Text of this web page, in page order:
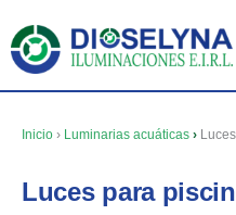
contenido
Inicio › Luminarias acuáticas ›
Luces para